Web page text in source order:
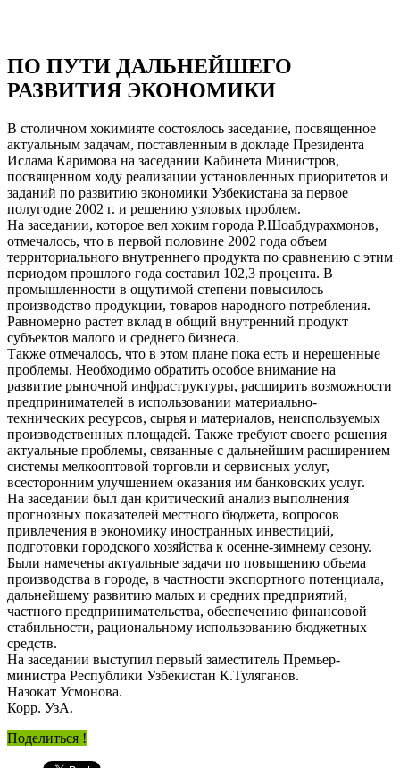
ПО ПУТИ ДАЛЬНЕЙШЕГО
РАЗВИТИЯ ЭКОНОМИКИ
В столичном хокимияте состоялось заседание, посвященное
актуальным задачам, поставленным в докладе Президента
Ислама Каримова на заседании Кабинета Министров,
посвященном ходу реализации установленных приоритетов и
заданий по развитию экономики Узбекистана за первое
полугодие 2002 г. и решению узловых проблем.
На заседании, которое вел хоким города Р.Шоабдурахмонов,
отмечалось, что в первой половине 2002 года объем
территориального внутреннего продукта по сравнению с этим
периодом прошлого года составил 102,3 процента. В
промышленности в ощутимой степени повысилось
производство продукции, товаров народного потребления.
Равномерно растет вклад в общий внутренний продукт
субъектов малого и среднего бизнеса.
Также отмечалось, что в этом плане пока есть и нерешенные
проблемы. Необходимо обратить особое внимание на
развитие рыночной инфраструктуры, расширить возможности
предпринимателей в использовании материально-
технических ресурсов, сырья и материалов, неиспользуемых
производственных площадей. Также требуют своего решения
актуальные проблемы, связанные с дальнейшим расширением
системы мелкооптовой торговли и сервисных услуг,
всесторонним улучшением оказания им банковских услуг.
На заседании был дан критический анализ выполнения
прогнозных показателей местного бюджета, вопросов
привлечения в экономику иностранных инвестиций,
подготовки городского хозяйства к осенне-зимнему сезону.
Были намечены актуальные задачи по повышению объема
производства в городе, в частности экспортного потенциала,
дальнейшему развитию малых и средних предприятий,
частного предпринимательства, обеспечению финансовой
стабильности, рациональному использованию бюджетных
средств.
На заседании выступил первый заместитель Премьер-
министра Республики Узбекистан К.Туляганов.
Назокат Усмонова.
Корр. УзА.
Поделиться !